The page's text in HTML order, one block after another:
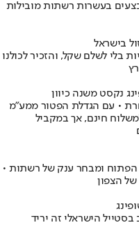
בעשרות רשתות מובילות
בישראל
בלי לשלם שקל, והזכיר לכולנו
נקסט משנה כיוון
• עם הגדלת הפטור ממע"מ
חינם, אך במקביל
הפתוח ומבחר ענק של רשתות •
הצפון
הישראלי זה יריד